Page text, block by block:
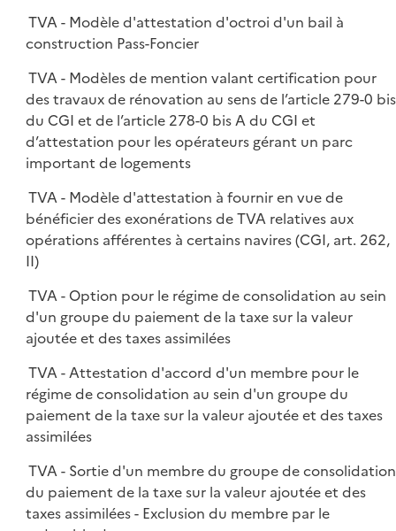
TVA - Modèle d'attestation d'octroi d'un bail à
construction Pass-Foncier
TVA - Modèles de mention valant certification pour
des travaux de rénovation au sens de l’article 279-0 bis
du CGI et de l’article 278-0 bis A du CGI et
d’attestation pour les opérateurs gérant un parc
important de logements
TVA - Modèle d'attestation à fournir en vue de
bénéficier des exonérations de TVA relatives aux
opérations afférentes à certains navires (CGI, art. 262,
II)
TVA - Option pour le régime de consolidation au sein
d'un groupe du paiement de la taxe sur la valeur
ajoutée et des taxes assimilées
TVA - Attestation d'accord d'un membre pour le
régime de consolidation au sein d'un groupe du
paiement de la taxe sur la valeur ajoutée et des taxes
assimilées
TVA - Sortie d'un membre du groupe de consolidation
du paiement de la taxe sur la valeur ajoutée et des
taxes assimilées - Exclusion du membre par le